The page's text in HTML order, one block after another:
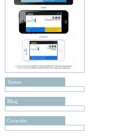
Temas
Blog
Creación